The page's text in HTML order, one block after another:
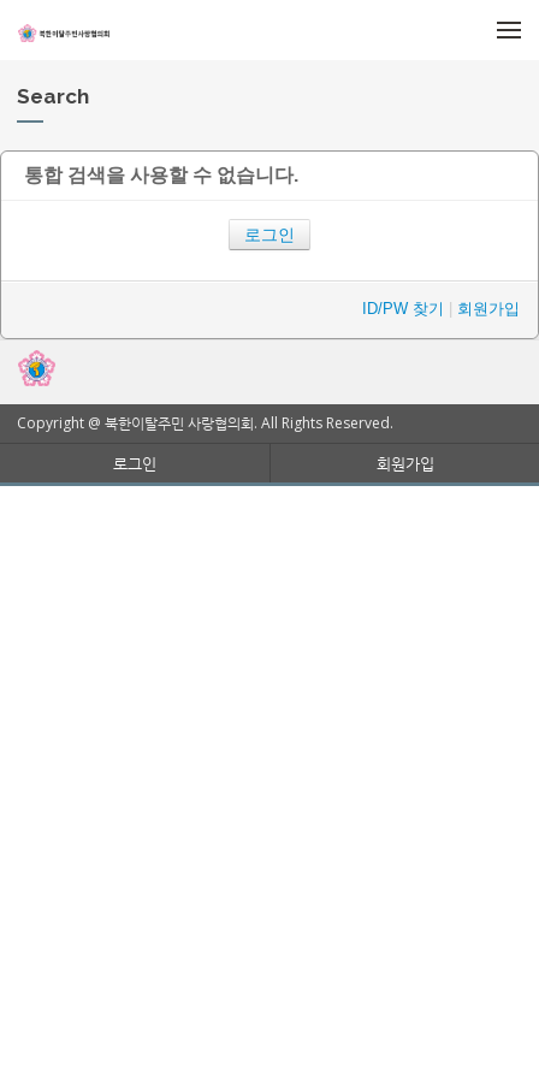
Search
통합 검색을 사용할 수 없습니다.
로그인
ID/PW 찾기 회원가입
Copyright @ 북한이탈주민 사랑협의회. All Rights Reserved.
로그인 회원가입